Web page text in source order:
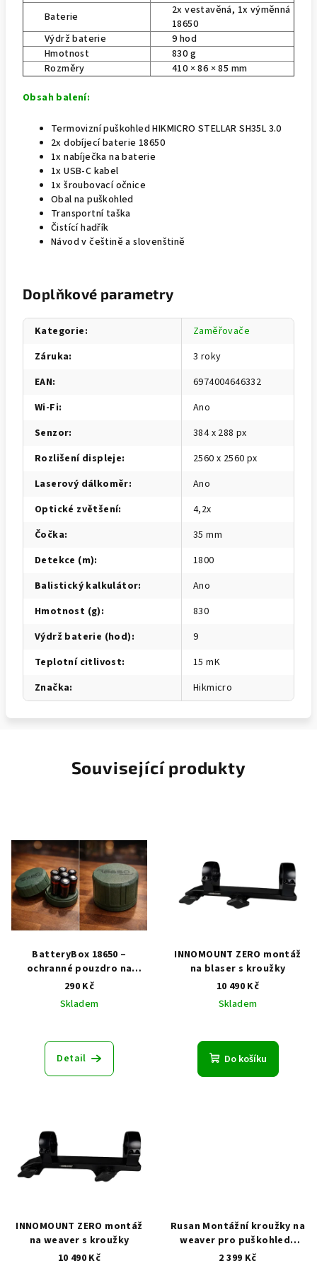
Baterie
2x vestavěná, 1x výměnná
18650
Výdrž baterie
9 hod
Hmotnost
830 g
Rozměry
410 × 86 × 85 mm
Obsah balení:
Termovizní puškohled HIKMICRO STELLAR SH35L 3.0
2x dobíjecí baterie 18650
1x nabíječka na baterie
1x USB-C kabel
1x šroubovací očnice
Obal na puškohled
Transportní taška
Čistící hadřík
Návod v češtině a slovenštině
Doplňkové parametry
Kategorie:
Zaměřovače
Záruka:
3 roky
EAN:
6974004646332
Wi-Fi:
Ano
Senzor:
384 x 288 px
Rozlišení displeje:
2560 x 2560 px
Laserový dálkoměr:
Ano
Optické zvětšení:
4,2x
Čočka:
35 mm
Detekce (m):
1800
Balistický kalkulátor:
Ano
Hmotnost (g):
830
Výdrž baterie (hod):
9
Teplotní citlivost:
15 mK
Značka: Hikmicro
Související produkty
BatteryBox 18650 –
ochranné pouzdro na
baterie
290 Kč
Skladem
Detail
INNOMOUNT ZERO montáž
na blaser s kroužky
10 490 Kč
Skladem
Do košíku
INNOMOUNT ZERO montáž
na weaver s kroužky
10 490 Kč
Rusan Montážní kroužky na
weaver pro puškohledy
Stellar, Alpex, DS35, Ares
2 399 Kč